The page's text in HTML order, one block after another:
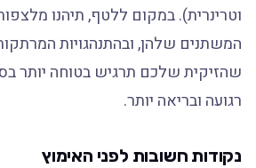
וטרינרית). במקום ללטף, תיהנו
המשתנים שלהן, ובהתנהגויות
שהזיקית שלכם תרגיש בטוחה יותר
רגועה ובריאה יותר.
נקודות חשובות לפני האימוץ